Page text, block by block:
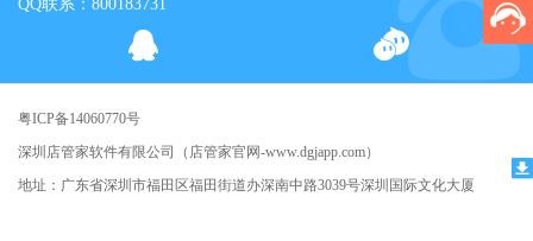
QQ联系：800183731
粤ICP备14060770号
深圳店管家软件有限公司（店管家官网-www.dgjapp.com）
地址：广东省深圳市福田区福田街道办深南中路3039号深圳国际文化大厦